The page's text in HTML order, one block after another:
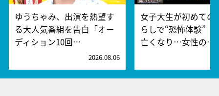
ゆうちゃみ、出演を熱望す
る大人気番組を告白「オー
ディション10回…
2026.08.06
女子大生が初めての
らしで“恐怖体験”
亡くなり…女性の…